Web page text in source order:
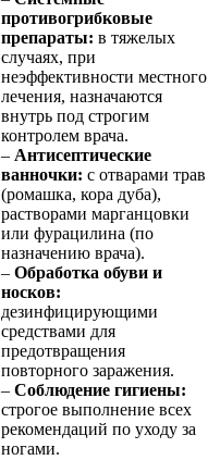
противогрибковые
препараты: в тяжелых
случаях, при
неэффективности местного
лечения, назначаются
внутрь под строгим
контролем врача.
– Антисептические
ванночки: с отварами трав
(ромашка, кора дуба),
растворами марганцовки
или фурацилина (по
назначению врача).
– Обработка обуви и
носков:
дезинфицирующими
средствами для
предотвращения
повторного заражения.
– Соблюдение гигиены:
строгое выполнение всех
рекомендаций по уходу за
ногами.